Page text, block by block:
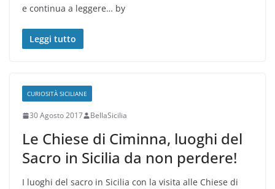
e continua a leggere… by
Leggi tutto
CURIOSITÀ SICILIANE
30 Agosto 2017 BellaSicilia
Le Chiese di Ciminna, luoghi del
Sacro in Sicilia da non perdere!
I luoghi del sacro in Sicilia con la visita alle Chiese di